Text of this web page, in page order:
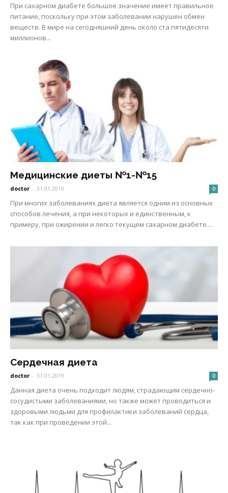
При сахарном диабете большое значение имеет правильное
питание, поскольку при этом заболевании нарушен обмен
веществ. В мире на сегодняшний день около ста пятидесяти
миллионов...
Медицинские диеты №1-№15
doctor - 31.01.2019 0
При многих заболеваниях диета является одним из основных
способов лечения, а при некоторых и единственным, к
примеру, при ожирении и легко текущем сахарном диабете....
Сердечная диета
doctor - 31.01.2019 0
Данная диета очень подходит людям, страдающим сердечно-
сосудистыми заболеваниями, но также может проводиться и
здоровыми людьми для профилактики заболеваний сердца,
так как при проведении этой...